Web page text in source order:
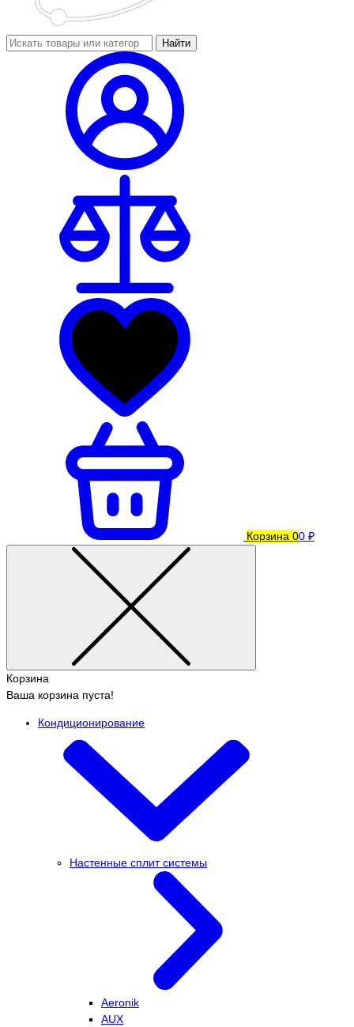
Найти
Корзина 00 ₽
Корзина
Ваша корзина пуста!
Кондиционирование
Настенные сплит системы
Aeronik
AUX